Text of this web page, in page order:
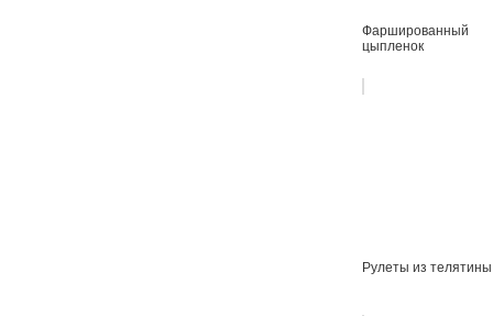
Фаршированный
цыпленок
Рулеты из телятины